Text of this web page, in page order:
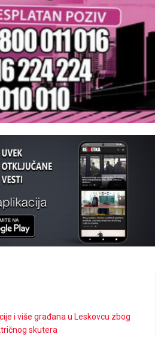
i više građana u Leskovcu zbog
skutera